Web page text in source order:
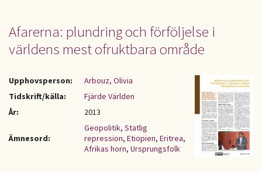
Afarerna: plundring och förföljelse i
världens mest ofruktbara område
Upphovsperson:
Arbouz, Olivia
Tidskrift/källa:
Fjärde Världen
År:
2013
Ämnesord:
Geopolitik, Statlig
repression, Etiopien, Eritrea,
Afrikas horn, Ursprungsfolk